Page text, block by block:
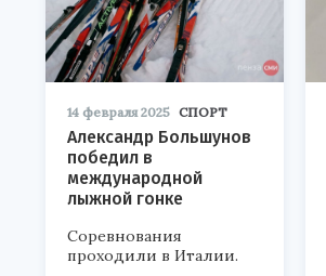
14 февраля 2025 СПОРТ
Александр Большунов
победил в
международной
лыжной гонке
Соревнования
проходили в Италии.